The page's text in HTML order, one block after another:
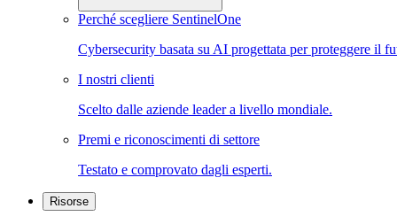
Perché scegliere SentinelOne
Cybersecurity basata su AI progettata per proteggere il
I nostri clienti
Scelto dalle aziende leader a livello mondiale.
Premi e riconoscimenti di settore
Testato e comprovato dagli esperti.
Risorse